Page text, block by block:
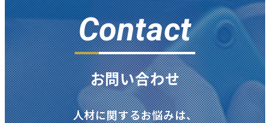
Contact
お問い合わせ
人材に関するお悩みは、